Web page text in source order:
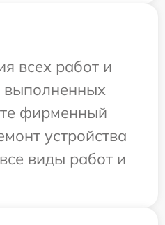
всех работ и
выполненных
фирменный
устройства
виды работ и